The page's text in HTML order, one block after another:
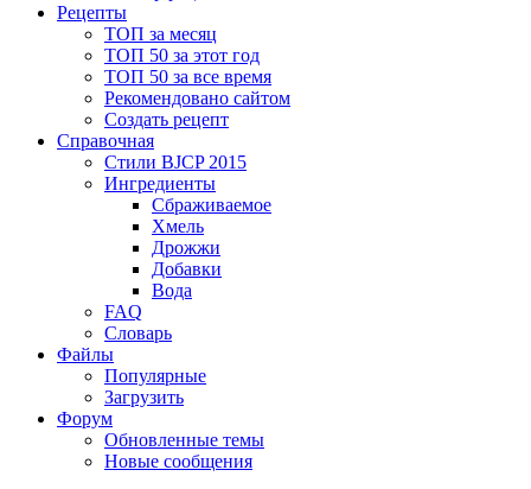
Рецепты
ТОП за месяц
ТОП 50 за этот год
ТОП 50 за все время
Рекомендовано сайтом
Создать рецепт
Справочная
Стили BJCP 2015
Ингредиенты
Сбраживаемое
Хмель
Дрожжи
Добавки
Вода
FAQ
Словарь
Файлы
Популярные
Загрузить
Форум
Обновленные темы
Новые сообщения